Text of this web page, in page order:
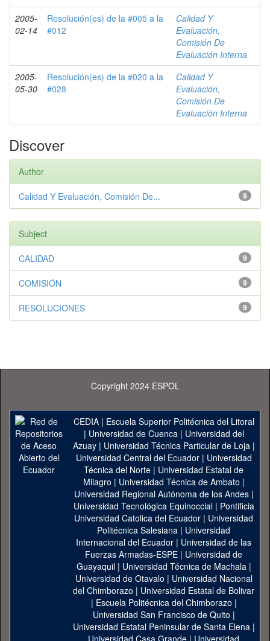
2005-
02-14
Resolución(es) de la #005 a la
#012
Calidad Y
Evaluación,
Comisión De
Evaluación Interna
2005-
05-30
Resolución(es) de la #020 a la
#028
Calidad Y
Evaluación,
Comisión De
Evaluación Interna
Discover
Author
9
Calidad Y Evaluación, Comisión De...
Subject
9
CALIDAD
9
COMISIÓN
9
RESOLUCIONES
Copyright 2024 ESPOL
CEDIA| Escuela Superior Politécnica del Litoral
| Universidad de Cuenca| Universidad del
Azuay| Universidad Técnica Particular de Loja|
Universidad Central del Ecuador| Universidad
Técnica del Norte | Universidad Estatal de
Milagro | Universidad Técnica de Ambato |
Universidad Regional Autónoma de los Andes|
Universidad Tecnológica Equinoccial| Pontificia
Universidad Catolica del Ecuador | Universidad
Politécnica Salesiana | Universidad
Internacional del Ecuador | Universidad de las
Fuerzas Armadas-ESPE | Universidad de
Guayaquil| Universidad Técnica de Machala|
Universidad de Otavalo | Universidad Nacional
del Chimborazo | Universidad Estatal de Bolivar
| Escuela Politécnica del Chimborazo |
Universidad San Francisco de Quito |
Universidad Estatal Peninsular de Santa Elena|
Universidad Casa Grande | Universidad